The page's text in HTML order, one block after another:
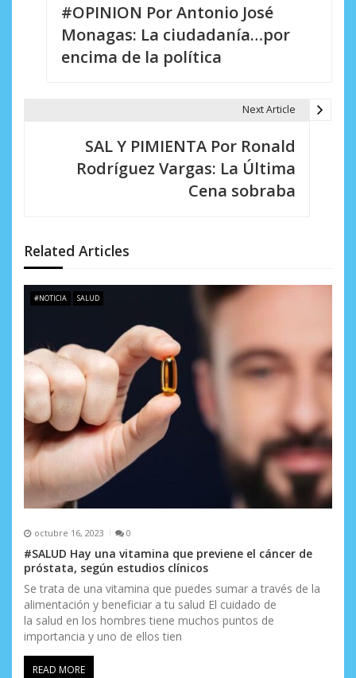
n
d
e
n
t
r
a
d
a
s
#OPINION Por Antonio José
Monagas: La ciudadanía…por
encima de la política
Next Article
SAL Y PIMIENTA Por Ronald
Rodríguez Vargas: La Última
Cena sobraba
Related Articles
#NOTICIA SALUD
octubre 16, 2023 0
#SALUD Hay una vitamina que previene el cáncer de
próstata, según estudios clínicos
Se trata de una vitamina que puedes sumar a través de la
alimentación y beneficiar a tu salud El cuidado de
la salud en los hombres tiene muchos puntos de
importancia y uno de ellos tien
READ MORE